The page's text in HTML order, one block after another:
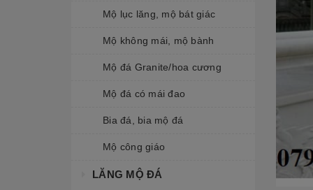
Mộ lục lăng, mộ bát giác
Mộ không mái, mộ bành
Mộ đá Granite/hoa cương
Mộ đá có mái đao
Bia đá, bia mộ đá
Mộ công giáo
LĂNG MỘ ĐÁ